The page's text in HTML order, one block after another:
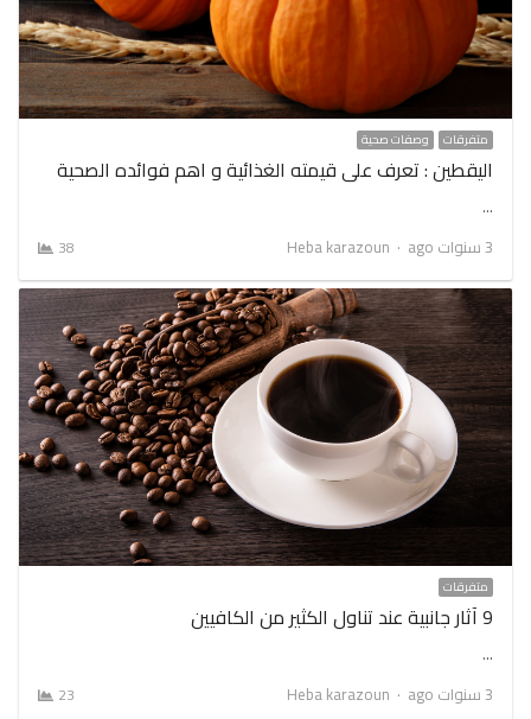
متفرقات وصفات صحية
اليقطين : تعرف على قيمته الغذائية و اهم فوائده الصحية
…
3 سنوات ago
Author
Heba karazoun
38
متفرقات
9 آثار جانبية عند تناول الكثير من الكافيين
…
3 سنوات ago
Author
Heba karazoun
23